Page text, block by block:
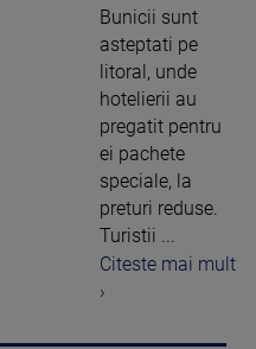
Bunicii sunt
asteptati pe
litoral, unde
hotelierii au
pregatit pentru
ei pachete
speciale, la
preturi reduse.
Turistii ...
Citeste mai mult
›